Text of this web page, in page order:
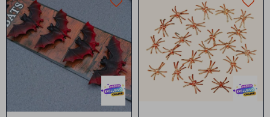
Set de 4 murciélagos Bolsa de Arañitas